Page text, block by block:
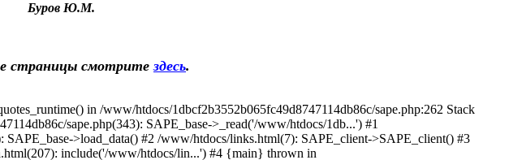
Буров Ю.М.
страницы смотритездесь.
in /www/htdocs/1dbcf2b3552b065fc49d8747114db86c/sape.php:262 Stack
sape.php(343): SAPE_base->_read('/www/htdocs/1db...') #1
>load_data() #2 /www/htdocs/links.html(7): SAPE_client->SAPE_client() #3
include('/www/htdocs/lin...') #4 {main} thrown in